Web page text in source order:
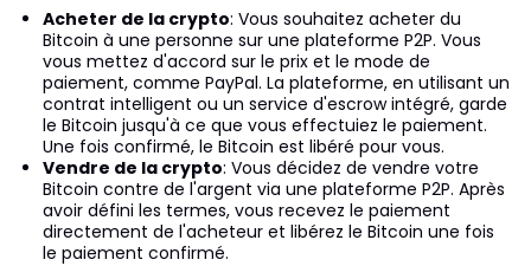
Acheter de la crypto: Vous souhaitez acheter du
Bitcoin à une personne sur une plateforme P2P. Vous
vous mettez d'accord sur le prix et le mode de
paiement, comme PayPal. La plateforme, en utilisant un
contrat intelligent ou un service d'escrow intégré, garde
le Bitcoin jusqu'à ce que vous effectuiez le paiement.
Une fois confirmé, le Bitcoin est libéré pour vous.
Vendre de la crypto: Vous décidez de vendre votre
Bitcoin contre de l'argent via une plateforme P2P. Après
avoir défini les termes, vous recevez le paiement
directement de l'acheteur et libérez le Bitcoin une fois
le paiement confirmé.